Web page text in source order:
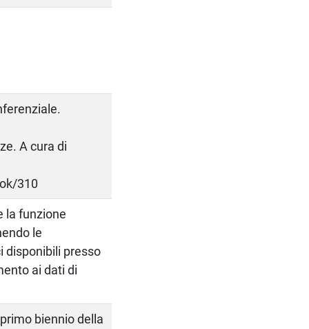
A cura di
310
la funzione
le
disponibili presso
ai dati di
biennio della